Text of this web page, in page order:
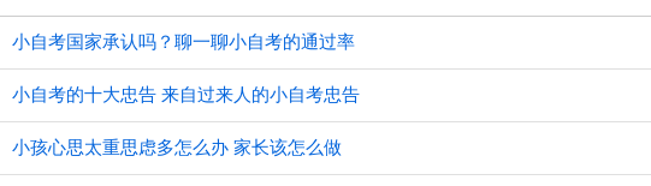
小自考国家承认吗？聊一聊小自考的通过率
小自考的十大忠告 来自过来人的小自考忠告
小孩心思太重思虑多怎么办 家长该怎么做